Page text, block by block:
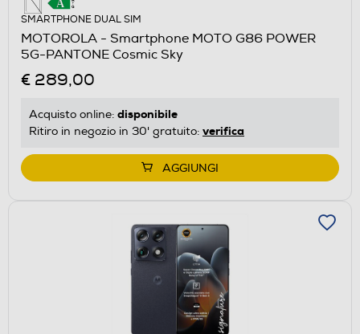
SMARTPHONE DUAL SIM
MOTOROLA - Smartphone MOTO G86 POWER
5G-PANTONE Cosmic Sky
€ 289,00
Acquisto online: disponibile
Ritiro in negozio in 30' gratuito: verifica
AGGIUNGI